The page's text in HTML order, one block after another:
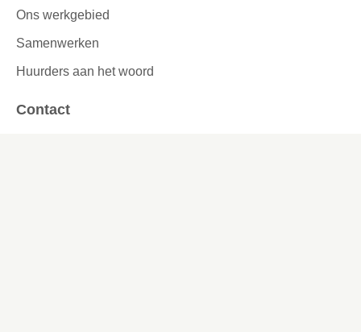
Ons werkgebied
Samenwerken
Huurders aan het woord
Contact